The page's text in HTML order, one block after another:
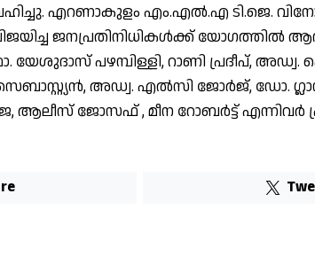
എറണാകുളം എം.എൽ.എ ടി.ജെ.
ജനപ്രതിനിധികൾക്ക് യോഗത്തിൽ
യേശുദാസ് പഴമ്പിള്ളി, റാണി പ്രദീപ്,
അഡ്വ. എൽസി ജോർജ്, ഡോ.
ആലീസ് ജോസഫ് , മീന റോബർട്ട് എന്നിവർ